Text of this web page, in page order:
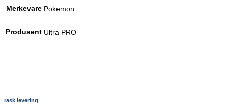
Merkevare Pokemon
Produsent Ultra PRO
rask levering